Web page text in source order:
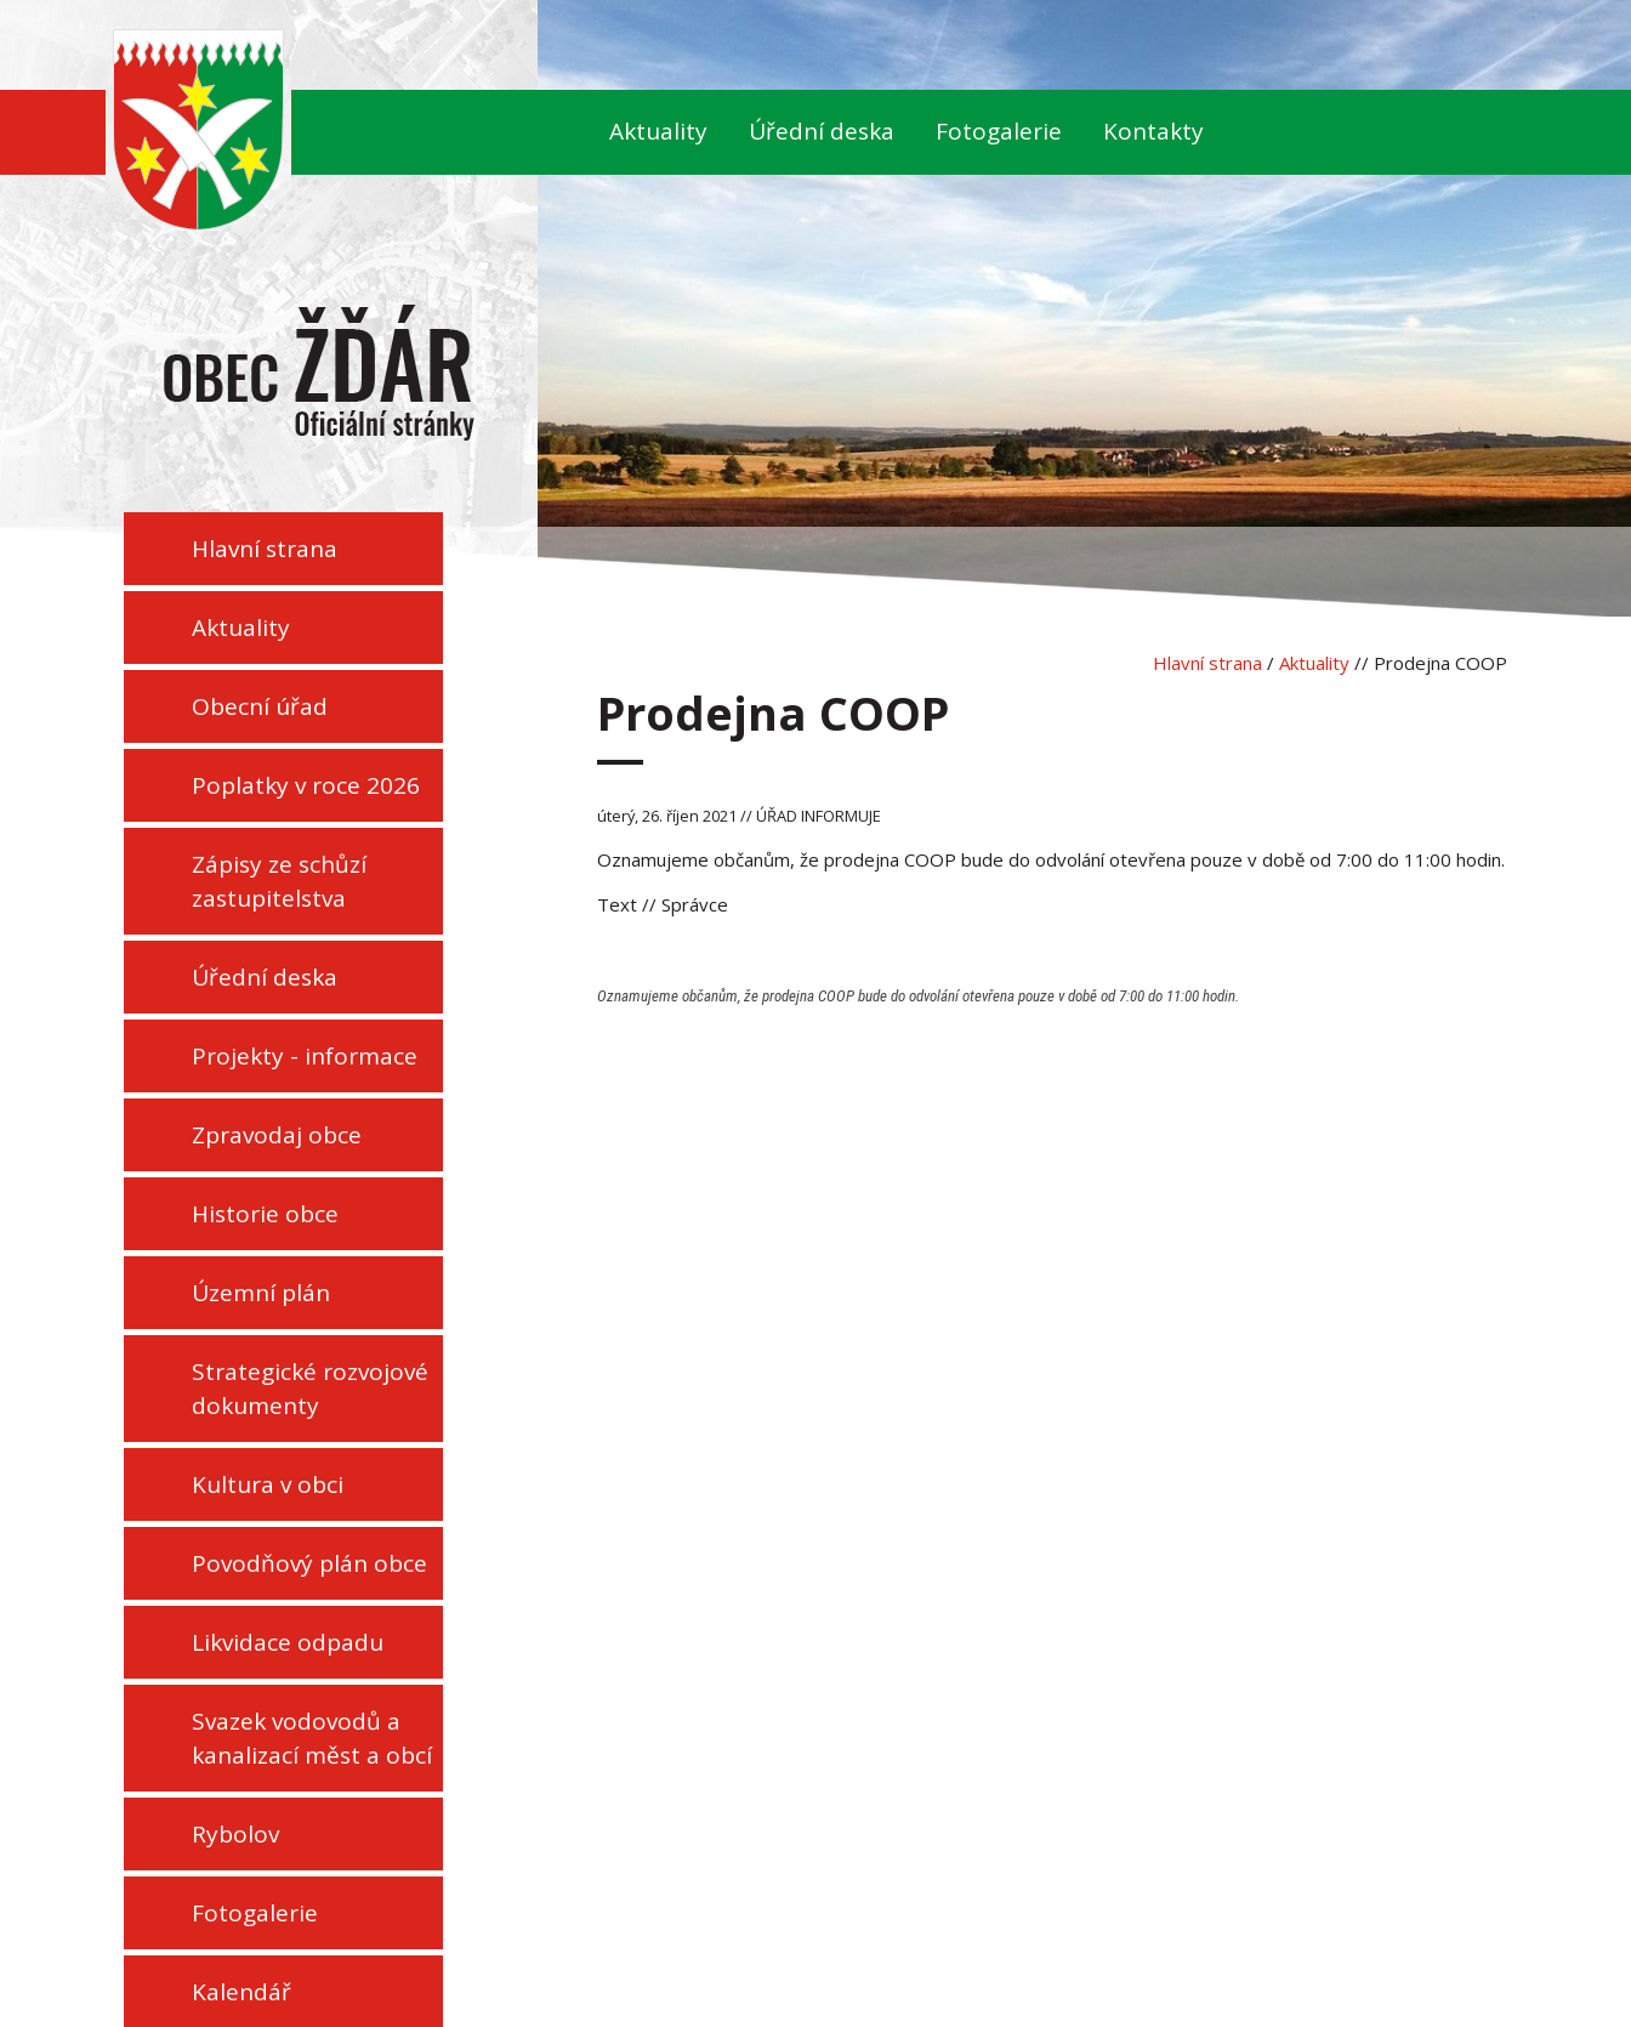
Aktuality Úřední deska Fotogalerie Kontakty
Hlavní strana
Aktuality
Obecní úřad
Poplatky v roce 2026
Zápisy ze schůzí
zastupitelstva
Úřední deska
Projekty - informace
Zpravodaj obce
Historie obce
Územní plán
Strategické rozvojové
dokumenty
Kultura v obci
Povodňový plán obce
Likvidace odpadu
Svazek vodovodů a
kanalizací měst a obcí
Rybolov
Fotogalerie
Kalendář
Hlavní strana / Aktuality // Prodejna COOP
Prodejna COOP
úterý, 26. říjen 2021 // ÚŘAD INFORMUJE
Oznamujeme občanům, že prodejna COOP bude do odvolání otevřena pouze v době od 7:00 do 11:00 hodin.
Text // Správce
Oznamujeme občanům, že prodejna COOP bude do odvolání otevřena pouze v době od 7:00 do 11:00 hodin.